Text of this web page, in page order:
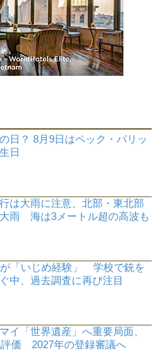
日？ 8月9日はペック・パリッ
日
は大雨に注意、北部・東北部
雨 海は3メートル超の高波も
が「いじめ経験」 学校で銃を
中、過去調査に再び注目
イ「世界遺産」へ重要局面、
価 2027年の登録審議へ